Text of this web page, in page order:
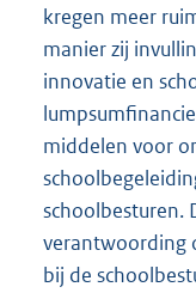
kregen meer
manier zij
innovatie en
middelen voor
schoolbesturen.
verantwoording
bij de